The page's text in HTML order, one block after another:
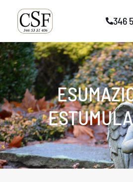
contenuto
346